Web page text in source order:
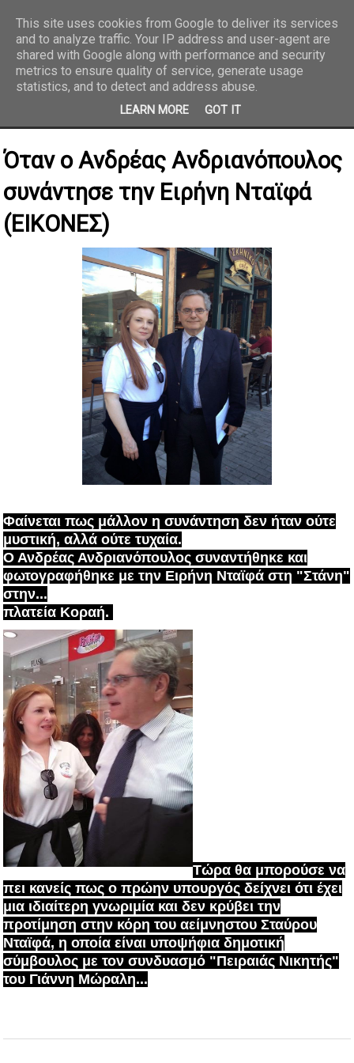
REPORTAZ NET
Όταν ο Ανδρέας Ανδριανόπουλος
συνάντησε την Ειρήνη Νταϊφά
(ΕΙΚΟΝΕΣ)
Φαίνεται πως μάλλον η συνάντηση δεν ήταν ούτε
μυστική, αλλά ούτε τυχαία.
Ο Ανδρέας Ανδριανόπουλος συναντήθηκε και
φωτογραφήθηκε με την Ειρήνη Νταϊφά στη "Στάνη"
στην...
πλατεία Κοραή.
Τώρα θα μπορούσε να
πει κανείς πως ο πρώην υπουργόςδείχνει ότι έχει
μια ιδιαίτερη γνωριμία και δεν κρύβει την
προτίμηση στην κόρη του αείμνηστου Σταύρου
Νταϊφά, η οποία είναι υποψήφια δημοτική
σύμβουλος με τον συνδυασμό "Πειραιάς Νικητής"
του Γιάννη Μώραλη...
This site uses cookies from Google to deliver its services
and to analyze traffic. Your IP address and user-agent are
shared with Google along with performance and security
metrics to ensure quality of service, generate usage
statistics, and to detect and address abuse.
LEARN MORE GOT IT